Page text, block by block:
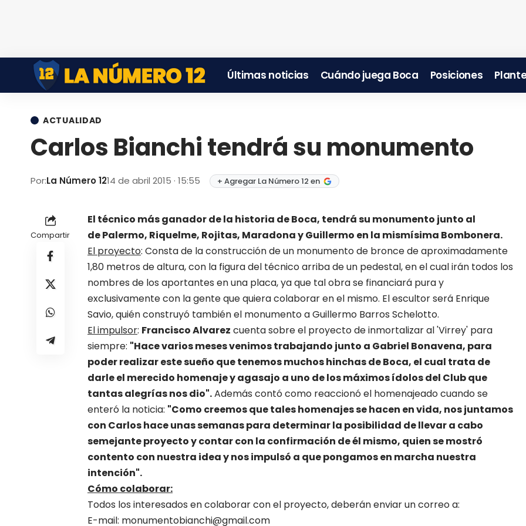
Últimas noticias Cuándo juega Boca Posiciones
ACTUALIDAD
Carlos Bianchi tendrá su monumento
Por:La Número 1214 de abril 2015 · 15:55 + Agregar La Número 12 en
Compartir
El técnico más ganador de la historia de Boca, tendrá su monumento junto al
de Palermo, Riquelme, Rojitas, Maradona y Guillermo en la mismísima Bombonera.
El proyecto: Consta de la construcción de un monumento de bronce de aproximadamente
1,80 metros de altura, con la figura del técnico arriba de un pedestal, en el cual irán todos los
nombres de los aportantes en una placa, ya que tal obra se financiará pura y
exclusivamente con la gente que quiera colaborar en el mismo. El escultor será Enrique
Savio, quién construyó también el monumento a Guillermo Barros Schelotto.
El impulsor: Francisco Alvarez cuenta sobre el proyecto de inmortalizar al 'Virrey' para
siempre: "Hace varios meses venimos trabajando junto a Gabriel Bonavena, para
poder realizar este sueño que tenemos muchos hinchasde Boca, el cual trata de
darle el merecido homenaje y agasajo a uno de los máximos ídolos del Club que
tantas alegrías nos dio".Además contó como reaccionó el homenajeado cuando se
enteró la noticia: "Como creemos que tales homenajes se hacen en vida, nos juntamos
con Carlos hace unas semanas para determinar la posibilidad de llevar a cabo
semejante proyecto y contar con la confirmación de él mismo, quien se mostró
contento con nuestra idea y nos impulsó a que pongamos en marcha nuestra
intención".
Cómo colaborar:
Todos los interesados en colaborar con el proyecto, deberán enviar un correo a:
E-mail: monumentobianchi@gmail.com